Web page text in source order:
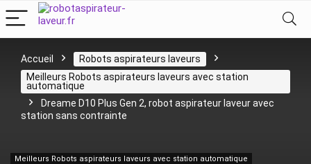
Accueil
Robots aspirateurs laveurs
Meilleurs Robots aspirateurs laveurs avec station
automatique
Dreame D10 Plus Gen 2, robot aspirateur laveur avec
station sans contrainte
Meilleurs Robots aspirateurs laveurs avec station automatique